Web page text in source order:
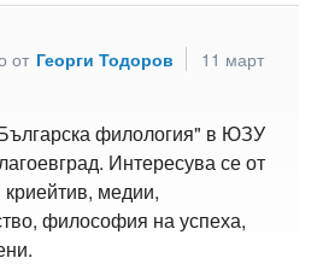
от Георги Тодоров
11 март
филология" в ЮЗУ
Интересува се от
медии,
философия на успеха,